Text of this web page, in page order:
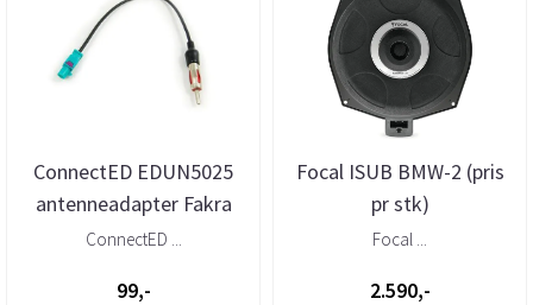
ConnectED EDUN5025
antenneadapter Fakra
(han) – DIN (han)
ConnectED ...
99,-
Focal ISUB BMW-2 (pris
pr stk)
Focal ...
2.590,-